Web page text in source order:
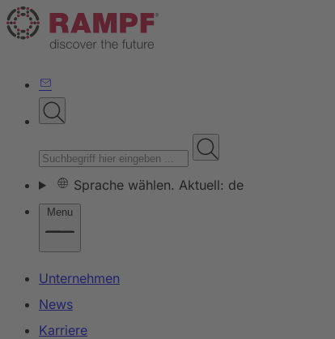
Sprache wählen. Aktuell: de
Menu
Unternehmen
News
Karriere